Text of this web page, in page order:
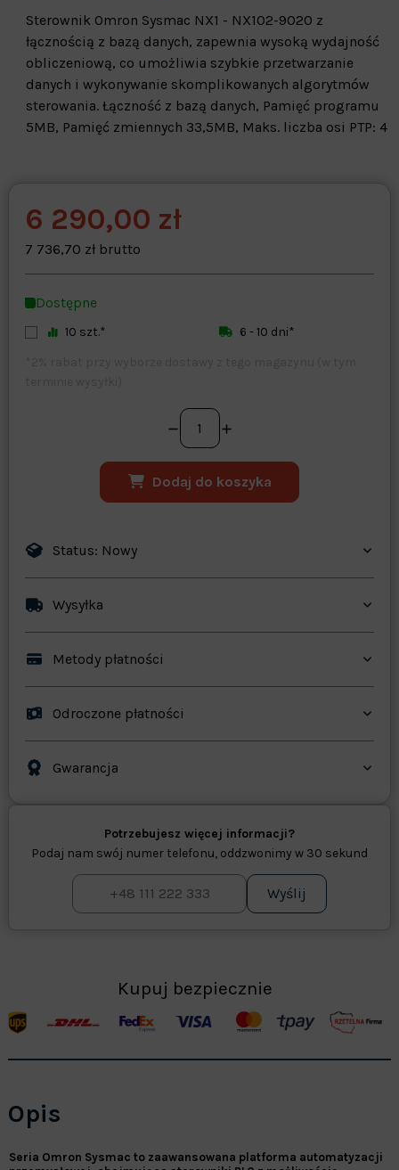
Sterownik Omron Sysmac NX1 - NX102-9020 z
łącznością z bazą danych, zapewnia wysoką wydajność
obliczeniową, co umożliwia szybkie przetwarzanie
danych i wykonywanie skomplikowanych algorytmów
sterowania. Łączność z bazą danych, Pamięć programu
5MB, Pamięć zmiennych 33,5MB, Maks. liczba osi PTP: 4
Warehouse
opcjonalne
6 290,00 zł
7 736,70 zł brutto
Dostępne
10 szt.*
6 - 10 dni*
Dodaj do koszyka
Status: Nowy
Wysyłka
Metody płatności
Odroczone płatności
Gwarancja
Potrzebujesz więcej informacji?
Podaj nam swój numer telefonu, oddzwonimy w 30 sekund
Wyślij
Kupuj bezpiecznie
Opis
Seria Omron Sysmac to zaawansowana platforma automatyzacji